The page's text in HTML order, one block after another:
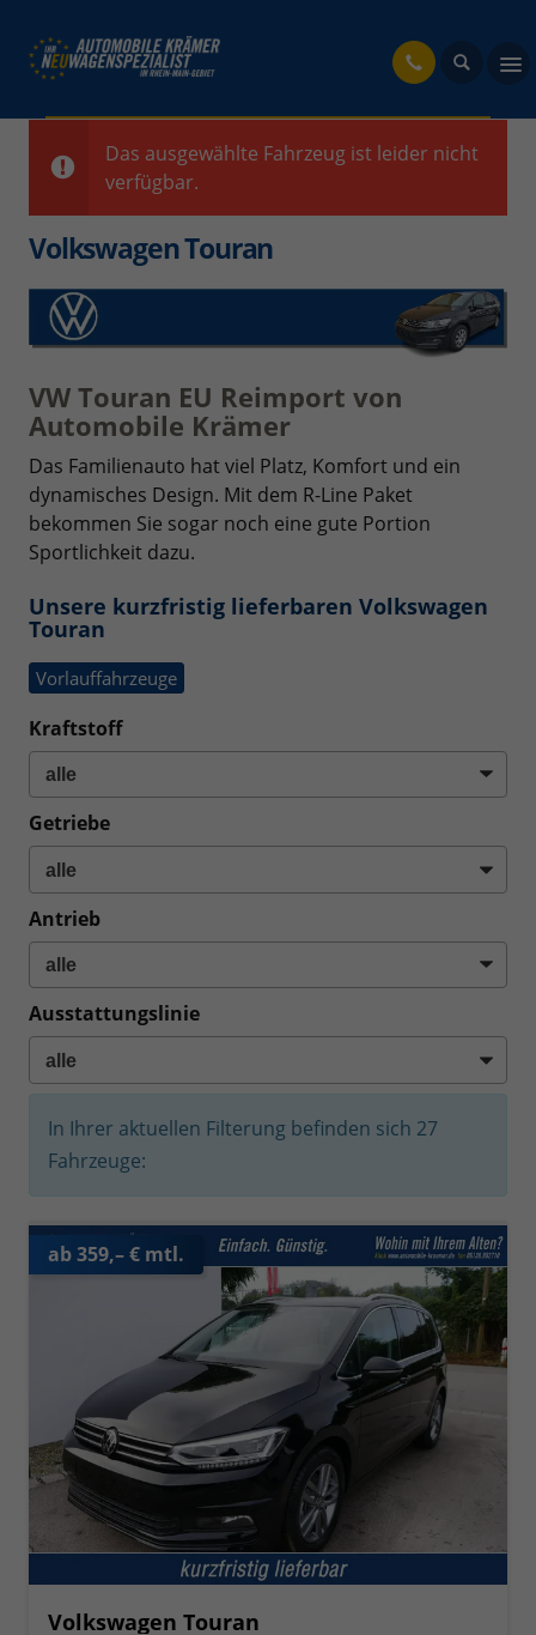
Das ausgewählte Fahrzeug ist leider nicht
verfügbar.
Volkswagen Touran
VW Touran EU Reimport von
Automobile Krämer
Das Familienauto hat viel Platz, Komfort und ein
dynamisches Design. Mit dem R-Line Paket
bekommen Sie sogar noch eine gute Portion
Sportlichkeit dazu.
Unsere kurzfristig lieferbaren Volkswagen
Touran
Vorlauffahrzeuge
Kraftstoff
Getriebe
Antrieb
Ausstattungslinie
In Ihrer aktuellen Filterung befinden sich 27
Fahrzeuge:
ab 359,– € mtl.
Volkswagen Touran